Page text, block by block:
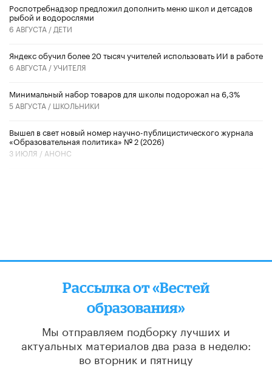
Роспотребнадзор предложил дополнить меню школ и детсадов
рыбой и водорослями
6 АВГУСТА / ДЕТИ
​Яндекс обучил более 20 тысяч учителей использовать ИИ в работе
6 АВГУСТА /УЧИТЕЛЯ
Минимальный набор товаров для школы подорожал на 6,3%
5 АВГУСТА / ШКОЛЬНИКИ
Вышел в свет новый номер научно-публицистического журнала
«Образовательная политика» № 2 (2026)
3 ИЮЛЯ / АНОНС
Рассылка от «Вестей
образования»
Мы отправляем подборку лучших и
актуальных материалов два раза в неделю:
во вторник и пятницу